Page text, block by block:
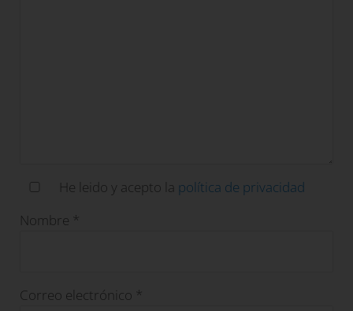
He leido y acepto la política de privacidad
Nombre *
Correo electrónico *